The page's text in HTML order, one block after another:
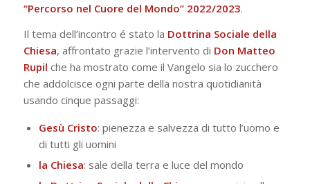
“Percorso nel Cuore del Mondo” 2022/2023.
Il tema dell’incontro é stato la Dottrina Sociale della
Chiesa, affrontato grazie l’intervento di Don Matteo
Rupil che ha mostrato come il Vangelo sia lo zucchero
che addolcisce ogni parte della nostra quotidianità
usando cinque passaggi:
Gesù Cristo: pienezza e salvezza di tutto l’uomo e
di tutti gli uomini
la Chiesa: sale della terra e luce del mondo